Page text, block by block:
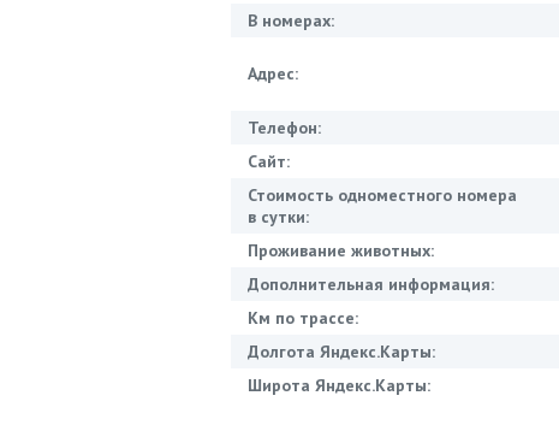
В номерах:
Адрес:
Телефон:
Сайт:
Стоимость одноместного номера
в сутки:
Проживание животных:
Дополнительная информация:
Км по трассе:
Долгота Яндекс.Карты:
Широта Яндекс.Карты: